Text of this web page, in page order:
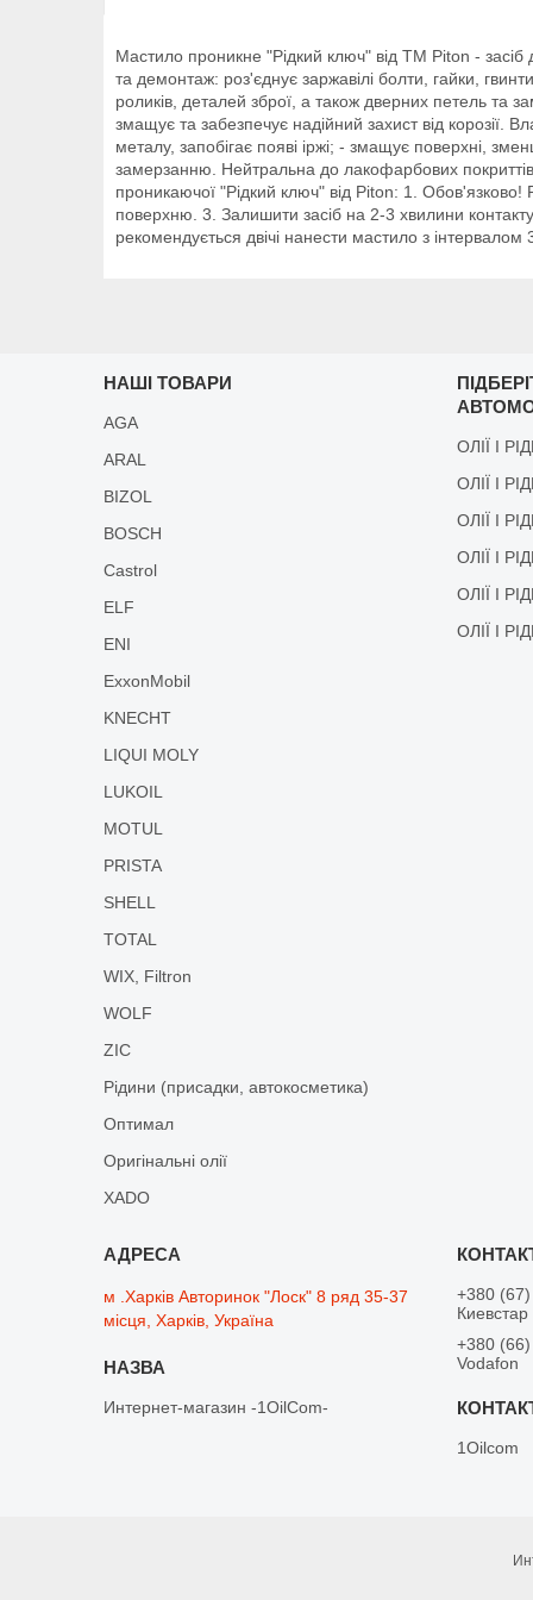
Мастило проникне "Рідкий ключ" від ТМ Piton -
та демонтаж: роз'єднує заржавілі болти, гайки,
роликів, деталей зброї, а також дверних петель та
змащує та забезпечує надійний захист від корозії.
металу, запобігає появі іржі; - змащує поверхні,
замерзанню. Нейтральна до лакофарбових
проникаючої "Рідкий ключ" від Piton: 1.
поверхню. 3. Залишити засіб на 2-3 хвилини
рекомендується двічі нанести мастило з
НАШІ ТОВАРИ
AGA
ARAL
BIZOL
BOSCH
Castrol
ELF
ENI
ExxonMobil
KNECHT
LIQUI MOLY
LUKOIL
MOTUL
PRISTA
SHELL
TOTAL
WIX, Filtron
WOLF
ZIC
Рідини (присадки, автокосметика)
Оптимал
Оригінальні олії
XADO
ОЛІЇ І
ОЛІЇ І
ОЛІЇ І
ОЛІЇ І
ОЛІЇ І
ОЛІЇ І
м .Харків Авторинок "Лоск" 8 ряд 35-37
місця, Харків, Україна
Интернет-магазин -1OilCom-
+380
Киевстар
+380
Vodafon
1Oilcom